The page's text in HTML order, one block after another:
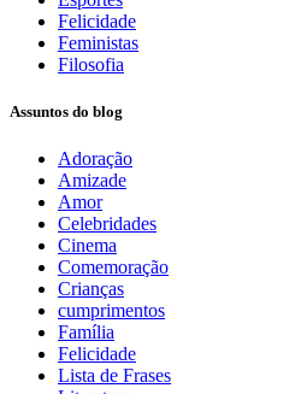
Felicidade
Feministas
Filosofia
Assuntos do blog
Adoração
Amizade
Amor
Celebridades
Cinema
Comemoração
Crianças
cumprimentos
Família
Felicidade
Lista de Frases